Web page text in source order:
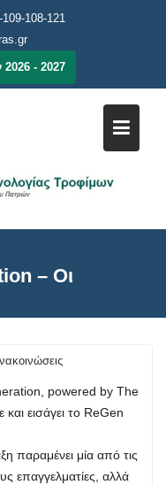
108-121
- 2027
– Οι
powered by The
εισάγει το ReGen
παραμένει μία από τις
επαγγελματίες, αλλά